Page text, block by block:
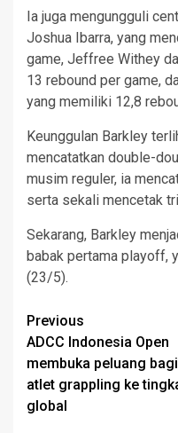
Ia juga mengungguli
Joshua Ibarra, yang
game, Jeffree Withey
13 rebound per game,
yang memiliki 12,8
Keunggulan Barkley
mencatatkan double-
musim reguler, ia
serta sekali mencetak
Sekarang, Barkley
babak pertama playoff,
(23/5).
Post
navigation
Previous
ADCC Indonesia Open
membuka peluang bagi
atlet grappling ke
global